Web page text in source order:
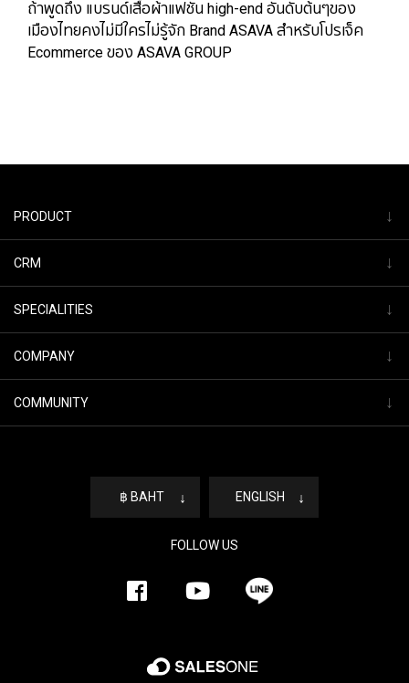
ถ้าพูดถึง แบรนด์เสื้อผ้าแฟชั่น high-end อันดับต้นๆของ
เมืองไทยคงไม่มีใครไม่รู้จัก Brand ASAVA สำหรับโปรเจ็ค
Ecommerce ของ ASAVA GROUP
฿ BAHT ↓ ENGLISH ↓
FOLLOW US
PRODUCT ↓
CRM ↓
SPECIALITIES ↓
COMPANY ↓
COMMUNITY ↓